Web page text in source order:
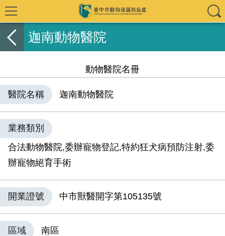
迦南動物醫院
動物醫院名冊
醫院名稱 迦南動物醫院
業務類別
合法動物醫院,委辦寵物登記,特約狂犬病預防注射,委
辦寵物絕育手術
開業證號 中市獸醫開字第105135號
區域 南區